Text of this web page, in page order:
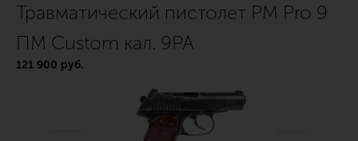
Травматический пистолет PM Pro 9
ПМ Custom кал. 9PA
121 900 руб.